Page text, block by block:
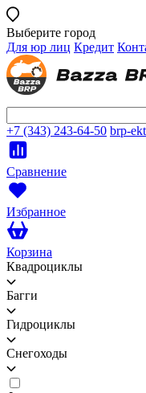
Выберите город
Для юр лиц Кредит
+7 (343) 243-64-50 brp-
Сравнение
Избранное
Корзина
Квадроциклы
Багги
Гидроциклы
Снегоходы